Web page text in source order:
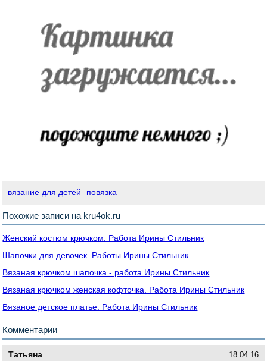
вязание для детей повязка
Похожие записи на kru4ok.ru
Женский костюм крючком. Работа Ирины Стильник
Шапочки для девочек. Работы Ирины Стильник
Вязаная крючком шапочка - работа Ирины Стильник
Вязаная крючком женская кофточка. Работа Ирины Стильник
Вязаное детское платье. Работа Ирины Стильник
Комментарии
Татьяна 18.04.16